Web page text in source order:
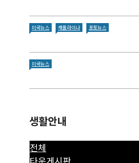
미국뉴스 캐롤라이나 포토뉴스
미국뉴스
생활안내
전체